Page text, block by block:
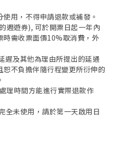
用，不得申請退款或補發。
週遊券), 可於開票日起一年內
時需收票面價10%取消費，外
及其他為理由所提出的延通
不負擔伴隨行程變更所衍伸的
理時間方能進行實際退款作
未使用，請於第一天啟用日